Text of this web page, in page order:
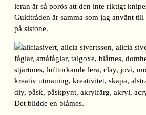
leran är så porös att den inte riktigt
Guldtråden är samma som jag använt till
på sistone.
Det blidde en blåmes.